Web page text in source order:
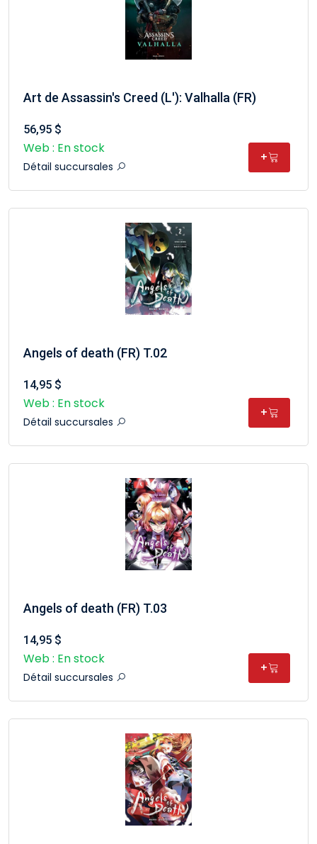
Art de Assassin's Creed (L'): Valhalla (FR)
56,95 $
Web : En stock
Détail succursales
+
Angels of death (FR) T.02
14,95 $
Web : En stock
Détail succursales
+
Angels of death (FR) T.03
14,95 $
Web : En stock
Détail succursales
+